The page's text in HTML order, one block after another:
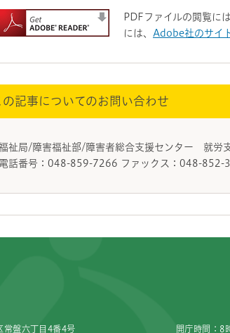
PDFファイルの閲覧に
には、 Adobe社のサイ
の記事についてのお問い合わせ
祉局/障害福祉部/障害者総合支援センター 就労
電話番号：048-859-7266 ファックス：048-852-
常盤六丁目4番4号 開庁時間：8